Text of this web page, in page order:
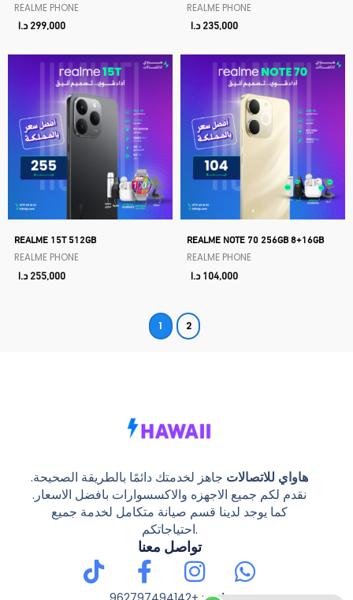
REALME PHONE
299,000د.ا
REALME PHONE
235,000د.ا
REALME 15T 512GB
REALME PHONE
255,000د.ا
REALME NOTE 70 256GB 8+16GB
REALME PHONE
104,000د.ا
1 2
هاواي للاتصالات جاهز لخدمتك دائمًا بالطريقة الصحيحة.
نقدم لكم جميع الاجهزه والاكسسوارات بافضل الاسعار.
كما يوجد لدينا قسم صيانة متكامل لخدمة جميع
احتياجاتكم.
تواصل معنا
TiktokFacebook-
f
Instagram